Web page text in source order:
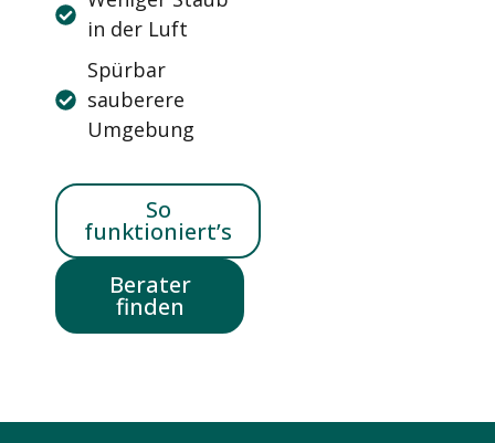
in der Luft
Spürbar
sauberere
Umgebung
So
funktioniert’s
Berater
finden